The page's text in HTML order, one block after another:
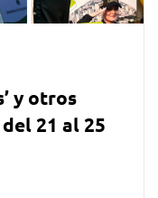
y otros
21 al 25